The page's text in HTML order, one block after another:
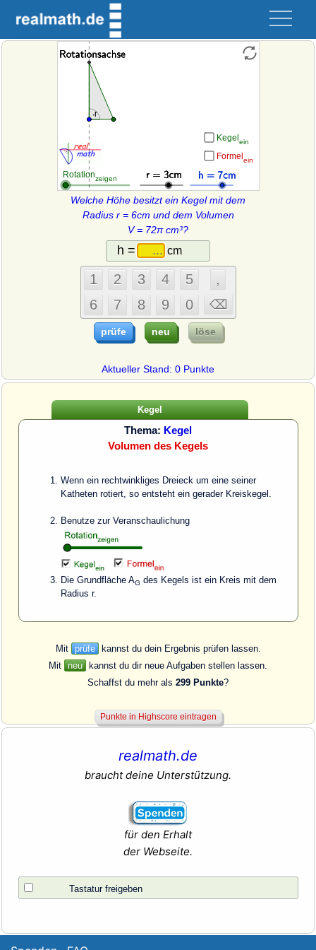
Kegel
Thema: Kegel
Volumen des Kegels
Wenn ein rechtwinkliges Dreieck um eine seiner
Katheten rotiert, so entsteht ein gerader Kreiskegel.
Benutze zur Veranschaulichung
Die Grundfläche AG des Kegels ist ein Kreis mit dem
Radius r.
Mit prüfe kannst du dein Ergebnis prüfen lassen.
Mit neu kannst du dir neue Aufgaben stellen lassen.
Schaffst du mehr als 299 Punkte?
Welche Höhe besitzt ein Kegel mit dem
Radius r = 6cm und dem Volumen
V = 72π cm³?
Aktueller Stand: 0 Punkte
realmath.de
braucht deine Unterstützung.
für den Erhalt
der Webseite.
Tastatur freigeben